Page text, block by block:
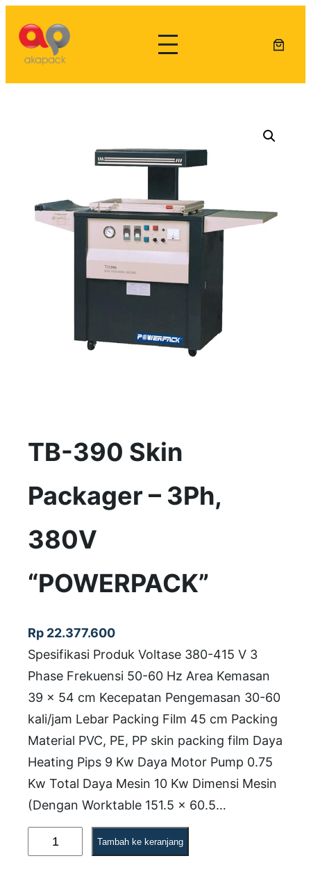
konten
TB-390 Skin
Packager – 3Ph,
380V
“POWERPACK”
Rp 22.377.600
Spesifikasi Produk Voltase 380-415 V 3
Phase Frekuensi 50-60 Hz Area Kemasan
39 x 54 cm Kecepatan Pengemasan 30-60
kali/jam Lebar Packing Film 45 cm Packing
Material PVC, PE, PP skin packing film Daya
Heating Pips 9 Kw Daya Motor Pump 0.75
Kw Total Daya Mesin 10 Kw Dimensi Mesin
(Dengan Worktable 151.5 x 60.5…
u
Tambah ke keranjang